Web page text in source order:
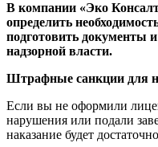
В компании «Эко
определить
подготовить документы
надзорной власти.
Штрафные санкции для
Если вы не оформили
нарушения или подали
наказание будет